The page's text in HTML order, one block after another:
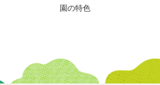
園の特色